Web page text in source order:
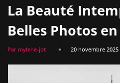
La Beauté
Belles Photos
Par mylene-jot 20 novembre 2025